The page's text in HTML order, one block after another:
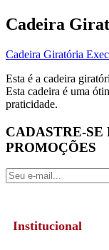
Cadeira
Cadeira Giratória
Esta é a cadeira
Esta cadeira é uma
praticidade.
CADASTRE-SE
PROMOÇÕES
Institucional